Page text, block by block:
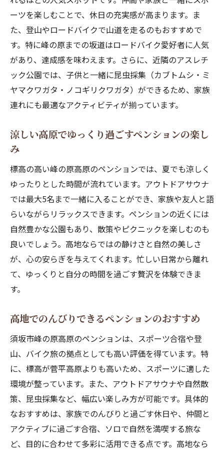
ーツを楽しむことで、休日の充実感が高まります。ま
た、登山やロードバイクで山道を走るのもおすすめで
す。特に峰の原までの坂道はロードバイク愛好者に人気
があり、達成感を味わえます。さらに、近隣のアスレチ
ック公園では、子供と一緒に昆虫採集（カブトムシ・ミ
ヤマクワガタ・ノコギリクワガタ）ができるため、家族
連れにも最適なアクティビティが揃っています。
涼しい高原でゆっくり過ごすペンションの楽し
み
標高の高い峰の原高原のペンションでは、夏でも涼しく
ゆったりとした時間が流れています。アウトドアサウナ
では最大5名まで一緒に入ることができ、家族や友人と語
らいながらリラックスできます。ペンションの近くには
自然豊かな公園もあり、散策やピクニックを楽しむのも
良いでしょう。高地ならではの静けさと自然の美しさ
が、心の安らぎを与えてくれます。忙しい日常から離れ
て、ゆっくりと自分の時間を過ごす贅沢を体験できま
す。
高地でのんびりできるペンションのおすすめ
須坂市峰の原高原のペンションは、スポーツ合宿や登
山、バイク旅の拠点としても高い評価を得ています。特
に、標高が菅平高原よりも高いため、スポーツに適した
環境が整っています。また、アウトドアサウナや自然散
策、昆虫採集など、幅広い楽しみ方が可能です。具体的
なおすすめは、家族でのんびりと過ごす休日や、仲間と
アクティブに過ごす合宿、ソロで自然を満喫する旅な
ど、目的に合わせて多彩に活用できる点です。高地なら